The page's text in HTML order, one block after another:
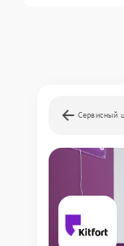
Сервисный